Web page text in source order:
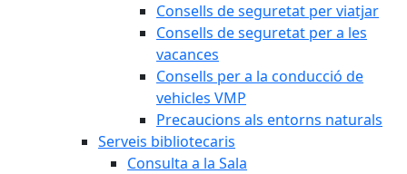
Consells de seguretat per viatjar
Consells de seguretat per a les
vacances
Consells per a la conducció de
vehicles VMP
Precaucions als entorns naturals
Serveis bibliotecaris
Consulta a la Sala